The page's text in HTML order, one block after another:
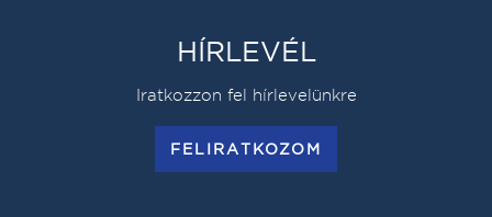
HÍRLEVÉL
Iratkozzon fel hírlevelünkre
FELIRATKOZOM